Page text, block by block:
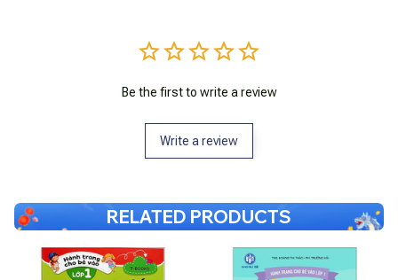
Be the first to write a review
Write a review
RELATED PRODUCTS